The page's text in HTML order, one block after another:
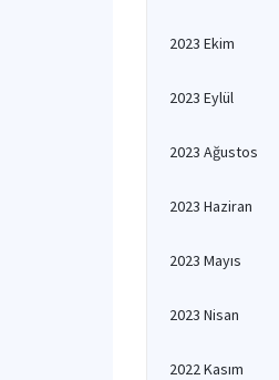
2023 Ekim
2023 Eylül
2023 Ağustos
2023 Haziran
2023 Mayıs
2023 Nisan
2022 Kasım